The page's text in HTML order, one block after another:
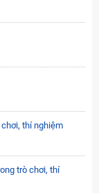
thí nghiệm
trò chơi, thí